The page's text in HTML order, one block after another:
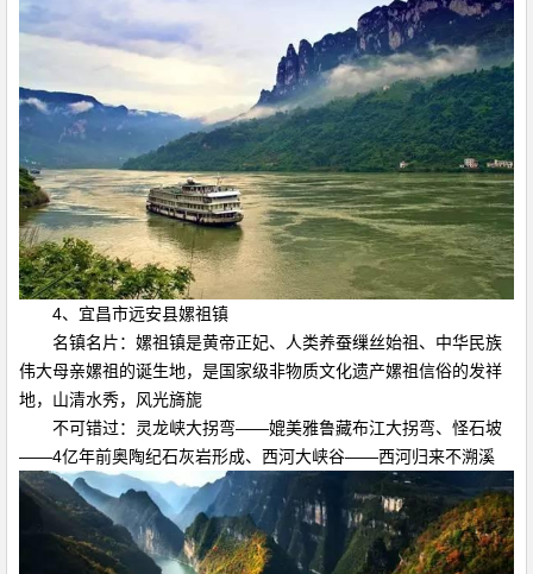
4、宜昌市远安县嫘祖镇
名镇名片：嫘祖镇是黄帝正妃、人类养蚕缫丝始祖、中华民族
伟大母亲嫘祖的诞生地，是国家级非物质文化遗产嫘祖信俗的发祥
地，山清水秀，风光旖旎
不可错过：灵龙峡大拐弯——媲美雅鲁藏布江大拐弯、怪石坡
——4亿年前奥陶纪石灰岩形成、西河大峡谷——西河归来不溯溪